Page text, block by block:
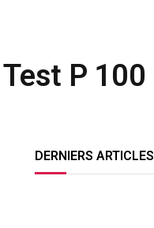
P 100
DERNIERS ARTICLES